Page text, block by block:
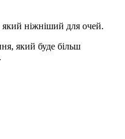
ніжніший для очей.
який буде більш